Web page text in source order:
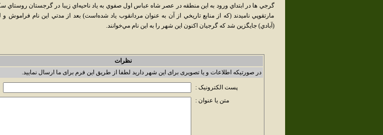
گرجي ها در ابتداي ورود به اين منطقه در عصر شاه عباس اول صفوي به ياد ناحيه‌اي زيبا در گرجستان روستاي
مارتقوپي ناميدند (که از منابع تاريخي از آن به عنوان مردانقوب ياد شده‌است) بعد از مدتي اين نام فراموش
(آبادي) جايگزين شد که گرجيان اکنون اين شهر را به اين نام مي‌خوانند.
نظرات
در صورتیکه اطلاعات و یا تصویری برای این شهر دارید لطفا از طریق این فرم برای ما ارسال نمایید.
پست الکترونیک :
متن یا عنوان :